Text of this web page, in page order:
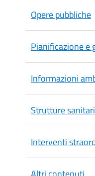
Opere pubbliche
Pianificazione e
Informazioni
Strutture
Interventi